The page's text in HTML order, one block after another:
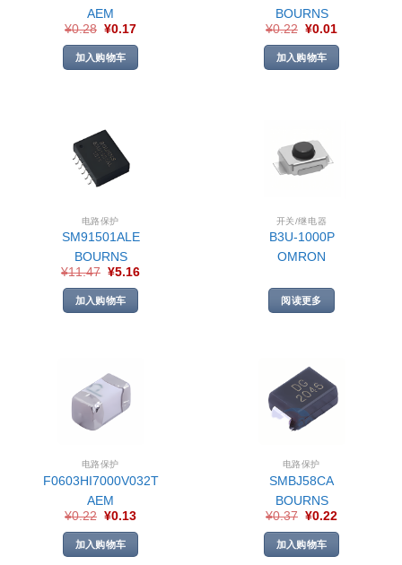
AEM
¥0.28 ¥0.17
加入购物车
BOURNS
¥0.22 ¥0.01
加入购物车
电路保护
SM91501ALE
BOURNS
¥11.47 ¥5.16
加入购物车
开关/继电器
B3U-1000P
OMRON
阅读更多
电路保护
F0603HI7000V032T
AEM
¥0.22 ¥0.13
加入购物车
电路保护
SMBJ58CA
BOURNS
¥0.37 ¥0.22
加入购物车